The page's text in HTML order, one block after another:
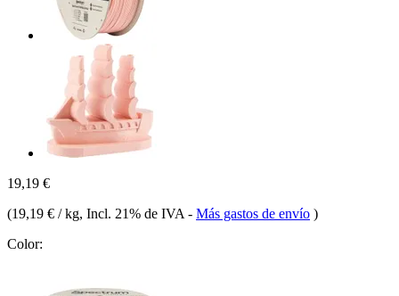
19,19 €
(19,19 € / kg, Incl. 21% de IVA - Más gastos de envío )
Color: